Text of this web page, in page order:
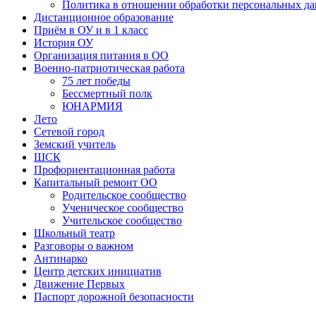
Политика в отношении обработки персональных
Дистанционное образование
Приём в ОУ и в 1 класс
История ОУ
Организация питания в ОО
Военно-патриотическая работа
75 лет победы
Бессмертный полк
ЮНАРМИЯ
Лето
Сетевой город
Земский учитель
ШСК
Профориентационная работа
Капитальный ремонт ОО
Родительское сообщество
Ученическое сообщество
Учительское сообщество
Школьный театр
Разговоры о важном
Антинарко
Центр детских инициатив
Движение Первых
Паспорт дорожной безопасности